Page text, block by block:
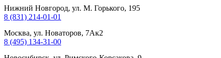
Нижний Новгород, ул. М. Горького, 195
8 (831) 214-01-01
Москва, ул. Новаторов, 7Ак2
8 (495) 134-31-00